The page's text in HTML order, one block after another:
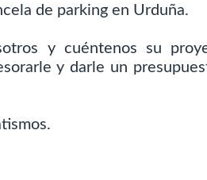
de parking en Urduña.
y cuéntenos su
y darle un